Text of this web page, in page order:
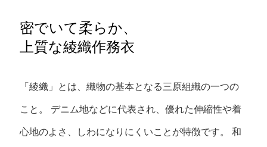
密でいて柔らか、
上質な綾織作務衣
「綾織」とは、織物の基本となる三原組織の一つの
こと。 デニム地などに代表され、優れた伸縮性や着
心地のよさ、しわになりにくいことが特徴です。 和